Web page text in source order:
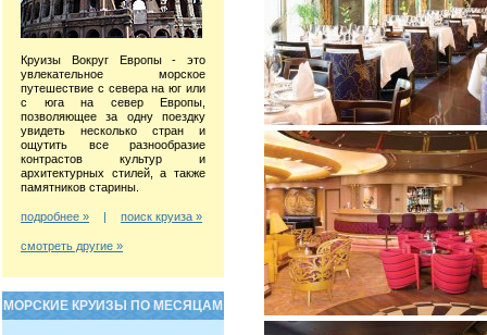
Круизы Вокруг Европы - это
увлекательное морское
путешествие с севера на юг или
с юга на север Европы,
позволяющее за одну поездку
увидеть несколько стран и
ощутить все разнообразие
контрастов культур и
архитектурных стилей, а также
памятников старины.
подробнее » | поиск круиза »
смотреть другие »
МОРСКИЕ КРУИЗЫ ПО МЕСЯЦАМ